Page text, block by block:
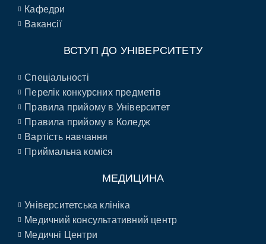
Кафедри
Вакансії
ВСТУП ДО УНІВЕРСИТЕТУ
Спеціальності
Перелік конкурсних предметів
Правила прийому в Університет
Правила прийому в Коледж
Вартість навчання
Приймальна коміся
МЕДИЦИНА
Університетська клініка
Медичний консультативний центр
Медичні Центри